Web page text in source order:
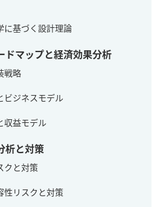
に基づく設計理論
ドマップと経済効果分析
戦略
ビジネスモデル
収益モデル
析と対策
クと対策
性リスクと対策